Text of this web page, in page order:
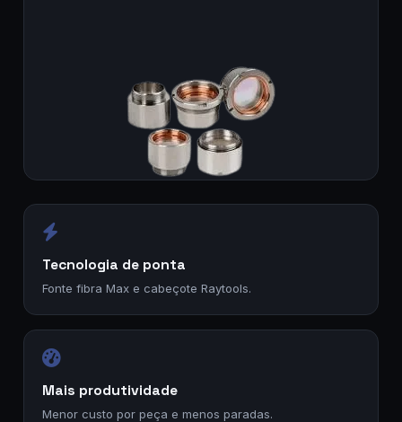
Tecnologia de ponta
Fonte fibra Max e cabeçote Raytools.
Mais produtividade
Menor custo por peça e menos paradas.